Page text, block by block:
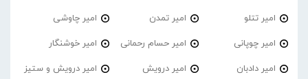
امیر تتلو امیر تمدن امیر چاوشی
امیر چوپانی امیر حسام رحمانی امیر خوشنگار
امیر دادبان امیر درویش امیر درویش و ستیز